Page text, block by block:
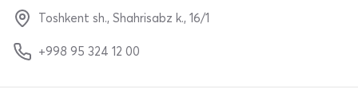
Toshkent sh., Shahrisabz k., 16/1
+998 95 324 12 00